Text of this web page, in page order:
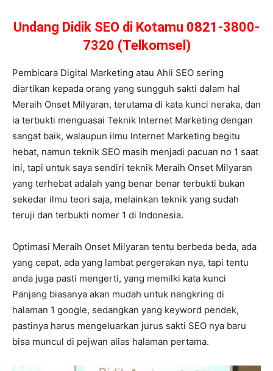
Undang Didik SEO di Kotamu 0821-3800-
7320 (Telkomsel)
Pembicara Digital Marketing atau Ahli SEO sering
diartikan kepada orang yang sungguh sakti dalam hal
Meraih Onset Milyaran, terutama di kata kunci neraka, dan
ia terbukti menguasai Teknik Internet Marketing dengan
sangat baik, walaupun ilmu Internet Marketing begitu
hebat, namun teknik SEO masih menjadi pacuan no 1 saat
ini, tapi untuk saya sendiri teknik Meraih Onset Milyaran
yang terhebat adalah yang benar benar terbukti bukan
sekedar ilmu teori saja, melainkan teknik yang sudah
teruji dan terbukti nomer 1 di Indonesia.
Optimasi Meraih Onset Milyaran tentu berbeda beda, ada
yang cepat, ada yang lambat pergerakan nya, tapi tentu
anda juga pasti mengerti, yang memilki kata kunci
Panjang biasanya akan mudah untuk nangkring di
halaman 1 google, sedangkan yang keyword pendek,
pastinya harus mengeluarkan jurus sakti SEO nya baru
bisa muncul di pejwan alias halaman pertama.